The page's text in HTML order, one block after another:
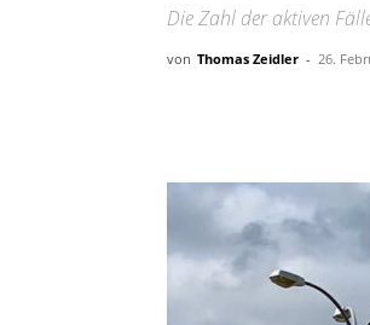
Die Zahl der aktiven
von Thomas Zeidler - 26.